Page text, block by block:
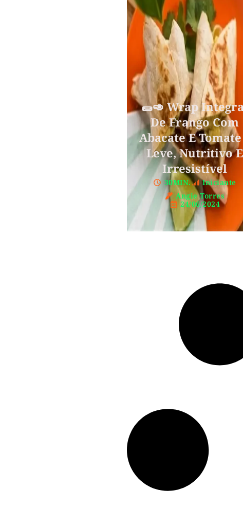
🌯🥑 Wrap
De Frango Com
Abacate E Tomate
Leve, Nutritivo E
Irresistível
30MIN.
Iniciante
Angie Torres
24/06/2024